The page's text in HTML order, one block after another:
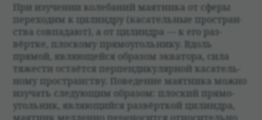
При изу­че­нии коле­ба­ний маят­ника от сферы
пере­хо­дим к цилин­дру (каса­тель­ные про­стран­
ства совпа­дают), а от цилин­дра — к его раз­
вёртке, плос­кому прямо­уголь­нику. Вдоль
прямой, являющейся обра­зом эква­тора, сила
тяже­сти оста­ётся перпен­ди­ку­ляр­ной каса­тель­
ному про­стран­ству. Пове­де­ние маят­ника можно
изу­чать сле­дующим обра­зом: плос­кий прямо­
уголь­ник, являющийся раз­вёрт­кой цилин­дра,